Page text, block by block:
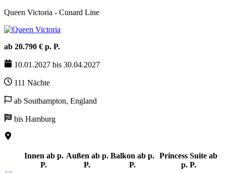
Queen Victoria - Cunard Line
ab 20.790 € p. P.
10.01.2027 bis 30.04.2027
111 Nächte
ab Southampton, England
bis Hamburg
Innen ab p.
P.
Außen ab p.
P.
Balkon ab p.
P.
Princess Suite ab
p. P.